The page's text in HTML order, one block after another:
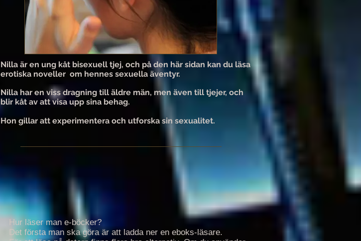
Nilla är en ung kåt bisexuell tjej, och på den här sidan kan du läsa
erotiska noveller om hennes sexuella äventyr.
Nilla har en viss dragning till äldre män, men även till tjejer, och
blir kåt av att visa upp sina behag.
Hon gillar att experimentera och utforska sin sexualitet.
Hur läser man e-böcker?
Det första man ska göra är att ladda ner en eboks-läsare.